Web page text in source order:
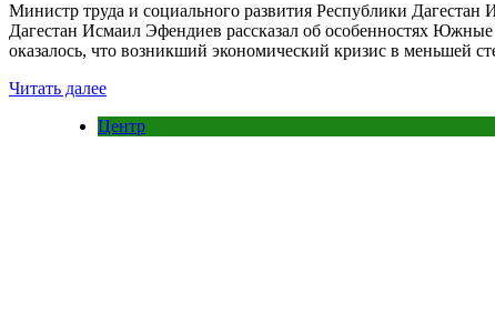
Министр труда и социального развития Республики
Дагестан Исмаил Эфендиев рассказал об особенностях
оказалось, что возникший экономический кризис в меньшей
Читать далее
Центр